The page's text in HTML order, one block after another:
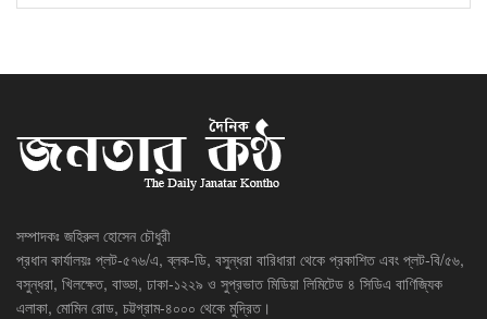
সম্পাদকঃ জহিরুল হোসেন চৌধুরী
প্রধান কার্যালয়ঃ প্লট-৫৭৬/এ, ব্লক-ডি, বসুন্ধরা বারিধারা থেকে প্রকাশিত এবং প্লট-বি/৫৬,
বসুন্ধরা, খিলক্ষেত, বাড্ডা, ঢাকা-১২২৯ ও সুপ্রভাত মিডিয়া লিমিটেড ৪ সিডিএ বাণিজ্যিক
এলাকা, মোমিন রোড, চট্টগ্রাম-৪০০০ থেকে মুদ্রিত।